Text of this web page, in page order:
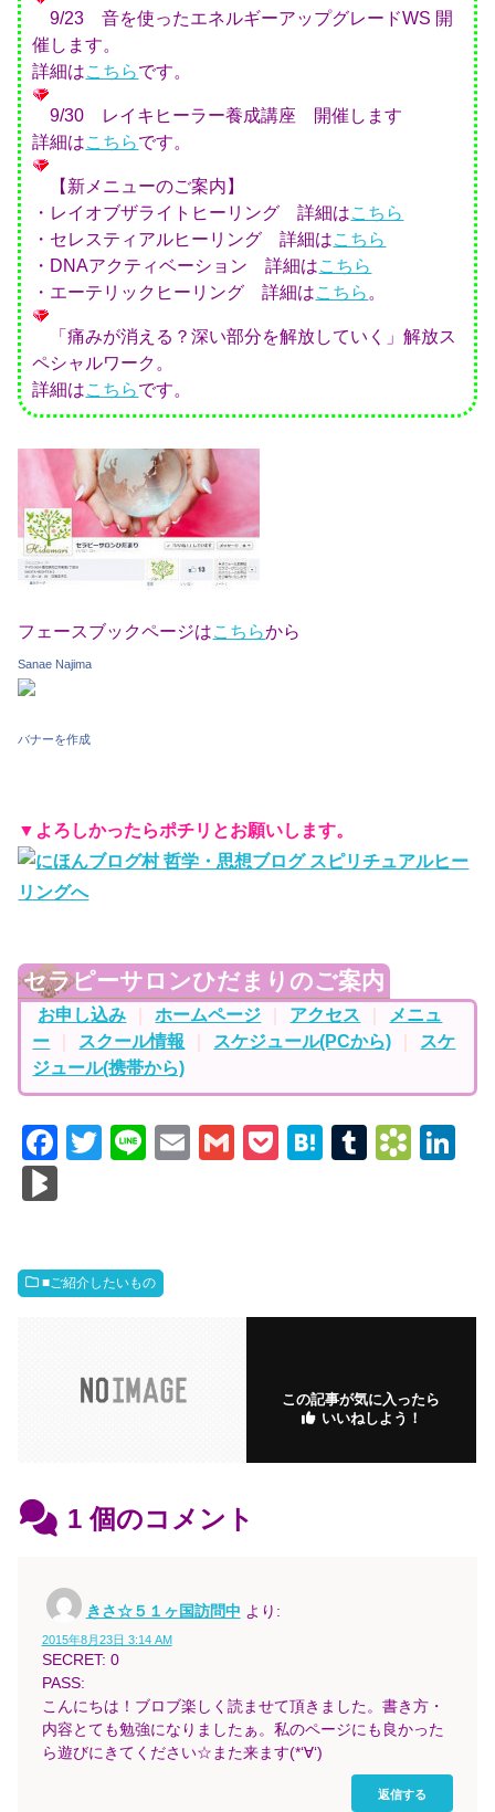
9/23 音を使ったエネルギーアップグレードWS 開
催します。
詳細はこちらです。
9/30 レイキヒーラー養成講座 開催します
詳細はこちらです。
【新メニューのご案内】
・レイオブザライトヒーリング 詳細はこちら
・セレスティアルヒーリング 詳細はこちら
・DNAアクティベーション 詳細はこちら
・エーテリックヒーリング 詳細はこちら。
「痛みが消える？深い部分を解放していく」解放ス
ペシャルワーク。
詳細はこちらです。
フェースブックページはこちらから
Sanae Najima
バナーを作成
▼よろしかったらポチリとお願いします。
セラピーサロンひだまりのご案内
お申し込み ホームページ アクセス
メニュ
ー
スクール情報 スケジュール(PCから)
スケ
ジュール(携帯から)
F
b
T
Li
E
G
P
H
T
B
ar
.fr
n
M
■ご紹介したいもの
この記事が気に入ったら
いいねしよう！
1個のコメント
きさ☆５１ヶ国訪問中 より:
2015年8月23日 3:14 AM
SECRET: 0
PASS:
こんにちは！ブロブ楽しく読ませて頂きました。書き方・
内容とても勉強になりましたぁ。私のページにも良かった
ら遊びにきてください☆また来ます(*‘∀‘)
返信する